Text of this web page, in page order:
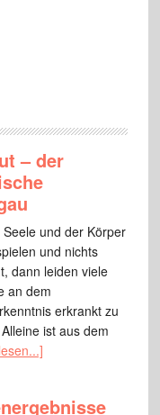
– der
und der Körper
und nichts
dann leiden viele
an dem
erkrankt zu
ist aus dem